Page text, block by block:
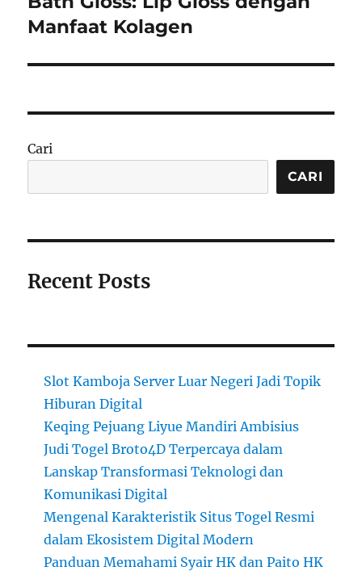
Manfaat Kolagen
Cari
CARI
Recent Posts
Slot Kamboja Server Luar Negeri Jadi Topik
Hiburan Digital
Keqing Pejuang Liyue Mandiri Ambisius
Judi Togel Broto4D Terpercaya dalam
Lanskap Transformasi Teknologi dan
Komunikasi Digital
Mengenal Karakteristik Situs Togel Resmi
dalam Ekosistem Digital Modern
Panduan Memahami Syair HK dan Paito HK